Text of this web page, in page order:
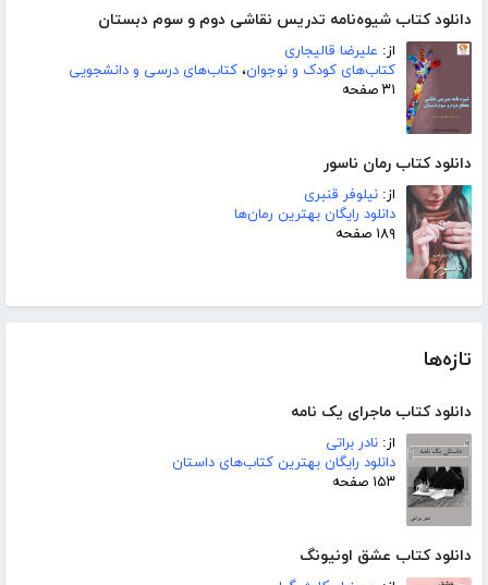
دانلود کتاب شیوه‌نامه تدریس نقاشی دوم و سوم دبستان
از: علیرضا قالیجاری
کتاب‌های کودک و نوجوان، کتاب‌های درسی و دانشجویی
۳۱ صفحه
دانلود کتاب رمان ناسور
از: نیلوفر قنبری
دانلود رایگان بهترین رمان‌ها
۱۸۹ صفحه
تازه‌ها
دانلود کتاب ماجرای یک نامه
از: نادر براتی
دانلود رایگان بهترین کتاب‌های داستان
۱۵۳ صفحه
دانلود کتاب عشق اونیونگ